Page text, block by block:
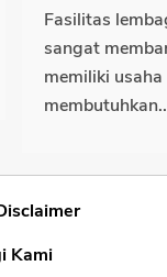
Fasilitas
sangat
memiliki usaha
Kami